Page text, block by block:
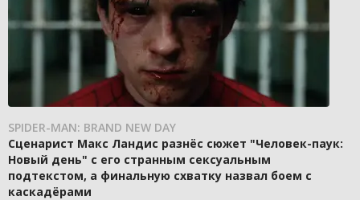
SPIDER-MAN: BRAND NEW DAY
Сценарист Макс Ландис разнёс сюжет "Человек-паук:
Новый день" с его странным сексуальным
подтекстом, а финальную схватку назвал боем с
каскадёрами